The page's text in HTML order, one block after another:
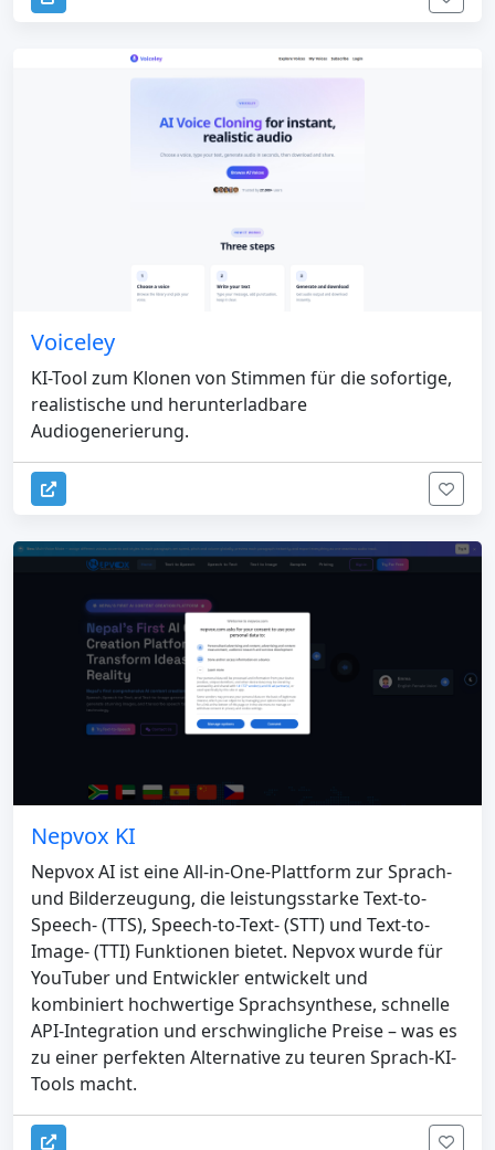
Voiceley
KI-Tool zum Klonen von Stimmen für die sofortige,
realistische und herunterladbare
Audiogenerierung.
Nepvox KI
Nepvox AI ist eine All-in-One-Plattform zur Sprach-
und Bilderzeugung, die leistungsstarke Text-to-
Speech- (TTS), Speech-to-Text- (STT) und Text-to-
Image- (TTI) Funktionen bietet. Nepvox wurde für
YouTuber und Entwickler entwickelt und
kombiniert hochwertige Sprachsynthese, schnelle
API-Integration und erschwingliche Preise – was es
zu einer perfekten Alternative zu teuren Sprach-KI-
Tools macht.